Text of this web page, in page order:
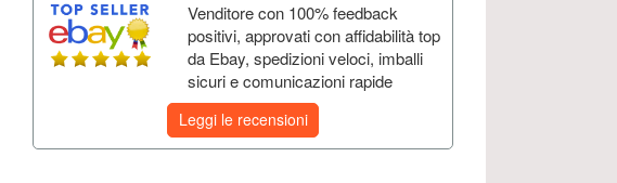
Venditore con 100% feedback
positivi, approvati con affidabilità top
da Ebay, spedizioni veloci, imballi
sicuri e comunicazioni rapide
Leggi le recensioni